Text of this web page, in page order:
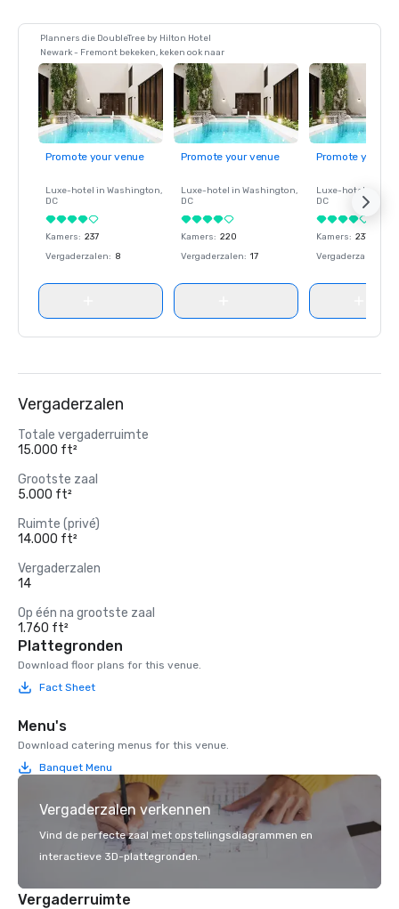
Planners die DoubleTree by Hilton Hotel
Newark - Fremont bekeken, keken ook naar
Promote your venue
Luxe-hotel in Washington,
DC
Kamers: 237
Vergaderzalen: 8
Promote your venue
Luxe-hotel in Washington,
DC
Kamers: 220
Vergaderzalen: 17
Promote your
Luxe-hotel in
DC
Kamers: 237
Vergaderzalen
Vergaderzalen
Totale vergaderruimte
15.000 ft²
Grootste zaal
5.000 ft²
Ruimte (privé)
14.000 ft²
Vergaderzalen
14
Op één na grootste zaal
1.760 ft²
Plattegronden
Download floor plans for this venue.
Fact Sheet
Menu's
Download catering menus for this venue.
Banquet Menu
Vergaderzalen verkennen
Vind de perfecte zaal met opstellingsdiagrammen en
interactieve 3D-plattegronden.
Vergaderruimte